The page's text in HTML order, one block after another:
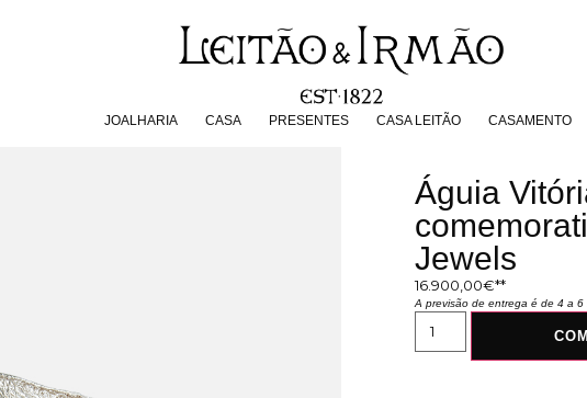
JOALHARIA CASA PRESENTES CASA LEITÃO CASAMENTO
PRESENTES CASA LEITÃO
Águia
Jewels
16.900,00€
A previsão de entrega é de 4 a 6